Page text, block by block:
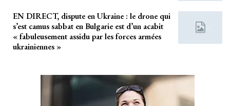
EN DIRECT, dispute en Ukraine : le drone qui
s’est camus sabbat en Bulgarie est d’un acabit
« fabuleusement assidu par les forces armées
ukrainiennes »